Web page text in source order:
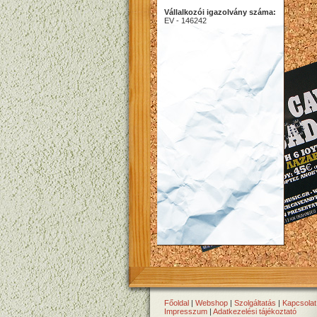
Vállalkozói igazolvány száma:
EV - 146242
Főoldal | Webshop | Szolgáltatás | Kapcsolat
Impresszum | Adatkezelési tájékoztató